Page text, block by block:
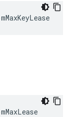
mMaxKeyLease
mMaxLease